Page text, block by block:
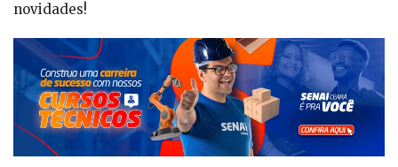
novidades!